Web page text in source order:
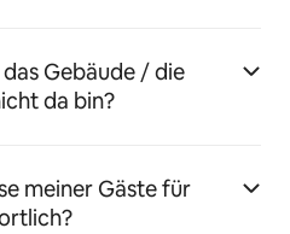
Gebäude / die
da bin?
meiner Gäste für